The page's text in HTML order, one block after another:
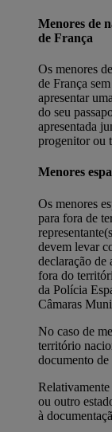
Menores de
de França
Os menores
de França
apresentar
do seu
apresentada
progenitor ou
Menores
Os menores
para fora de
devem levar
declaração de
fora do
da Polícia
Câmaras
No caso de
território
documento
Relativamente
ou outro
à